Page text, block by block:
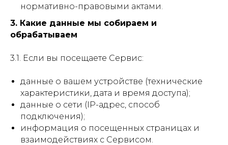
нормативно-правовыми актами.
3. Какие данные мы собираем и
обрабатываем
3.1. Если вы посещаете Сервис:
данные о вашем устройстве (технические
характеристики, дата и время доступа);
данные о сети (IP-адрес, способ
подключения);
информация о посещенных страницах и
взаимодействиях с Сервисом.